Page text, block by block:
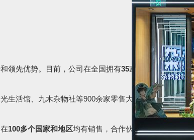
领先优势。目前，公司在全国拥有35家一级合作伙伴、
生活馆、九木杂物社等900余家零售大店，满足消费升
100多个国家和地区均有销售，合作伙伴遍及全球，展